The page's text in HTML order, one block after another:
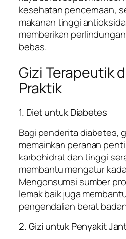
kesehatan pencernaan,
makanan tinggi
memberikan
bebas.
Gizi Terapeutik
Praktik
1. Diet untuk Diabetes
Bagi penderita diabetes,
memainkan peranan
karbohidrat dan tinggi
membantu mengatur
Mengonsumsi sumber
lemak baik juga
pengendalian berat
2. Gizi untuk Penyakit